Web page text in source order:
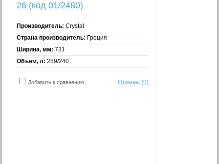
26 (код 01/2480)
Производитель: Crystal
Страна производитель: Греция
Ширина, мм: 731
Объем, л: 289/240
Добавить к сравнению Отзывы (0)